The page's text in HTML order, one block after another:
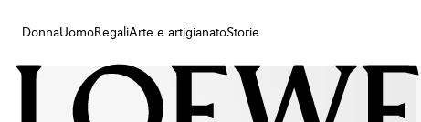
DonnaUomoRegaliArte e artigianatoStorie
Donna